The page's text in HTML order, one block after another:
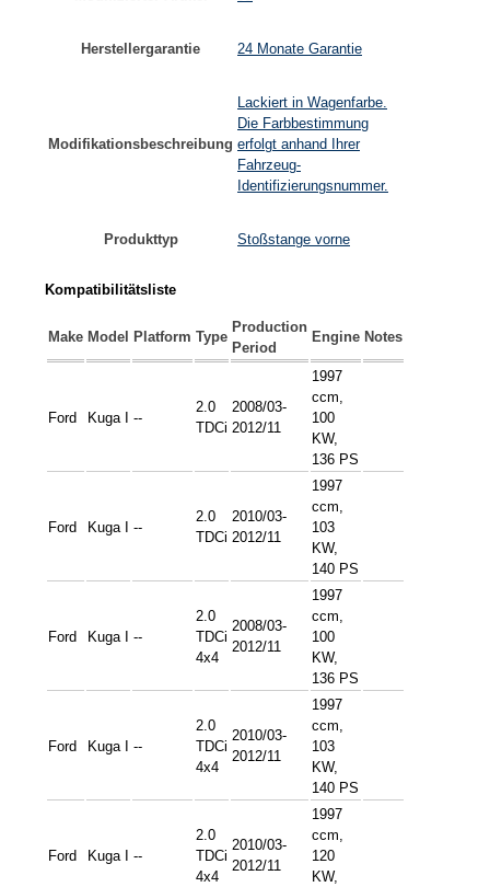
Herstellergarantie 24 Monate Garantie
Modifikationsbeschreibung
Lackiert in Wagenfarbe.
Die Farbbestimmung
erfolgt anhand Ihrer
Fahrzeug-
Identifizierungsnummer.
Produkttyp Stoßstange vorne
Kompatibilitätsliste
Make Model Platform Type
Production
Period
Engine Notes
Ford Kuga I --
2.0
TDCi
2008/03-
2012/11
1997
ccm,
100
KW,
136 PS
Ford Kuga I --
2.0
TDCi
2010/03-
2012/11
1997
ccm,
103
KW,
140 PS
Ford Kuga I --
2.0
TDCi
4x4
2008/03-
2012/11
1997
ccm,
100
KW,
136 PS
Ford Kuga I --
2.0
TDCi
4x4
2010/03-
2012/11
1997
ccm,
103
KW,
140 PS
Ford Kuga I --
2.0
TDCi
4x4
2010/03-
2012/11
1997
ccm,
120
KW,